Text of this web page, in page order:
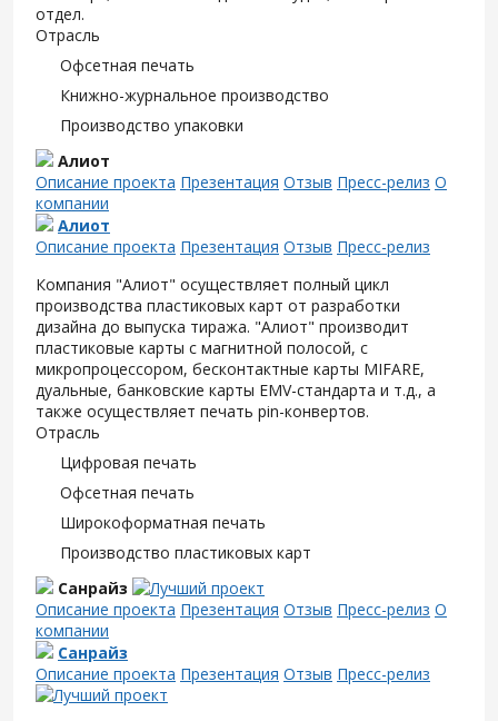
отдел.
Отрасль
Офсетная печать
Книжно-журнальное производство
Производство упаковки
Алиот
Описание проекта Презентация Отзыв Пресс-релиз О
компании
Алиот
Описание проекта Презентация Отзыв Пресс-релиз
Компания "Алиот" осуществляет полный цикл
производства пластиковых карт от разработки
дизайна до выпуска тиража. "Алиот" производит
пластиковые карты с магнитной полосой, с
микропроцессором, бесконтактные карты MIFARE,
дуальные, банковские карты EMV-стандарта и т.д., а
также осуществляет печать pin-конвертов.
Отрасль
Цифровая печать
Офсетная печать
Широкоформатная печать
Производство пластиковых карт
Санрайз
Описание проекта Презентация Отзыв Пресс-релиз О
компании
Санрайз
Описание проекта Презентация Отзыв Пресс-релиз